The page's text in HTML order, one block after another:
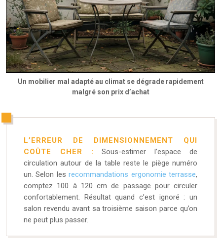
Un mobilier mal adapté au climat se dégrade rapidement
malgré son prix d’achat
L’ERREUR DE DIMENSIONNEMENT QUI
COÛTE CHER : Sous-estimer l’espace de
circulation autour de la table reste le piège numéro
un. Selon lesrecommandations ergonomie terrasse,
comptez 100 à 120 cm de passage pour circuler
confortablement. Résultat quand c’est ignoré : un
salon revendu avant sa troisième saison parce qu’on
ne peut plus passer.